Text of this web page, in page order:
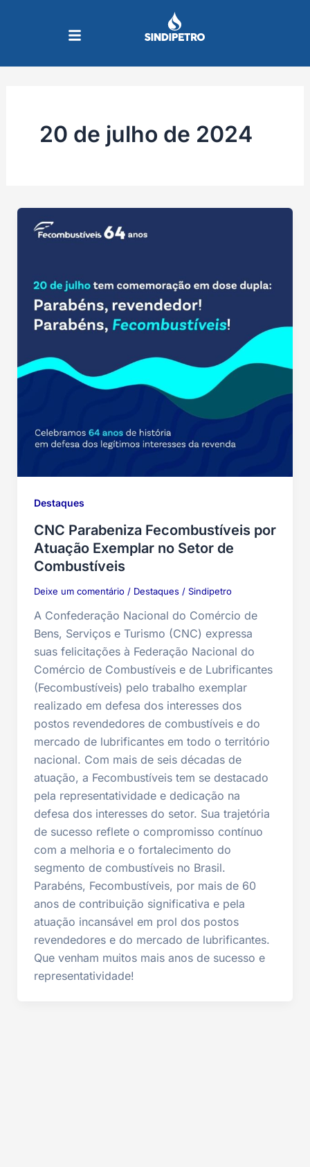
20 de julho de 2024
Destaques
CNC Parabeniza Fecombustíveis por
Atuação Exemplar no Setor de
Combustíveis
Deixe um comentário / Destaques/ Sindipetro
A Confederação Nacional do Comércio de
Bens, Serviços e Turismo (CNC) expressa
suas felicitações à Federação Nacional do
Comércio de Combustíveis e de Lubrificantes
(Fecombustíveis) pelo trabalho exemplar
realizado em defesa dos interesses dos
postos revendedores de combustíveis e do
mercado de lubrificantes em todo o território
nacional. Com mais de seis décadas de
atuação, a Fecombustíveis tem se destacado
pela representatividade e dedicação na
defesa dos interesses do setor. Sua trajetória
de sucesso reflete o compromisso contínuo
com a melhoria e o fortalecimento do
segmento de combustíveis no Brasil.
Parabéns, Fecombustíveis, por mais de 60
anos de contribuição significativa e pela
atuação incansável em prol dos postos
revendedores e do mercado de lubrificantes.
Que venham muitos mais anos de sucesso e
representatividade!